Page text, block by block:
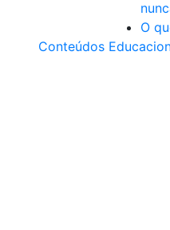
O
Conteúdos